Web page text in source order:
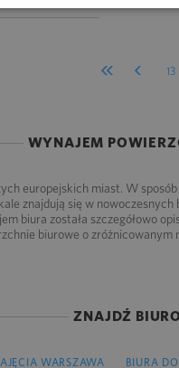
13
WYNAJEM
europejskich miast. W
znajdują się w
biura została szczegółowo
biurowe o
ZNAJDŹ
WARSZAWA BIURA